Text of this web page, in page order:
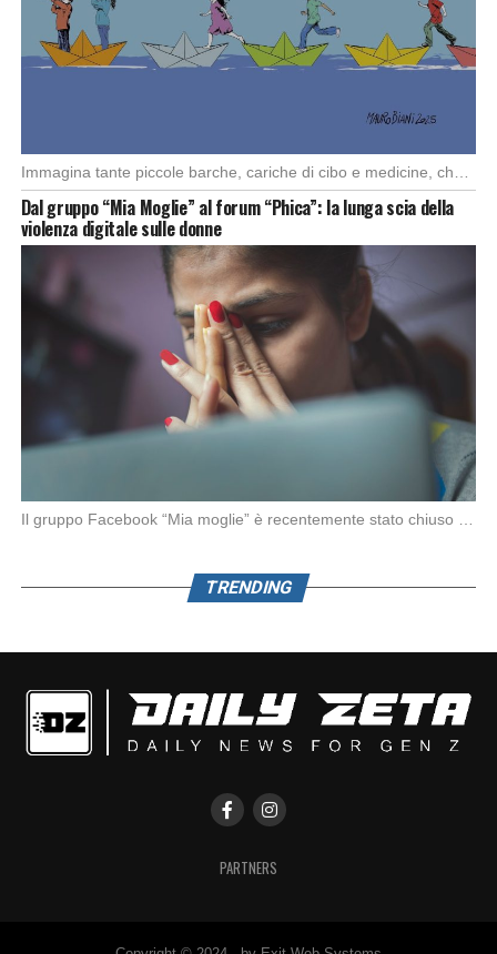
Immagina tante piccole barche, cariche di cibo e medicine, che partono da diversi porti del […]
Dal gruppo “Mia Moglie” al forum “Phica”: la lunga scia della
violenza digitale sulle donne
Il gruppo Facebook “Mia moglie” è recentemente stato chiuso da Meta in seguito alle denunce […]
TRENDING
PARTNERS